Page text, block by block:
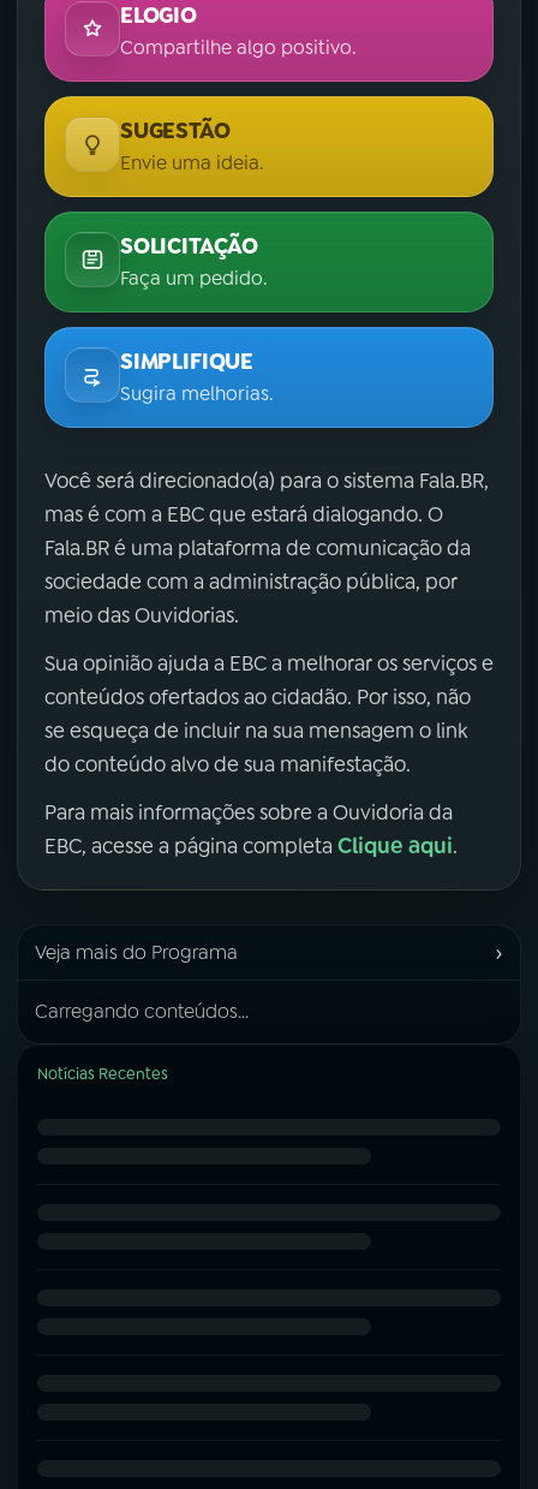
ELOGIO
Compartilhe algo positivo.
SUGESTÃO
Envie uma ideia.
SOLICITAÇÃO
Faça um pedido.
SIMPLIFIQUE
Sugira melhorias.
Você será direcionado(a) para o sistema Fala.BR,
mas é com a EBC que estará dialogando. O
Fala.BR é uma plataforma de comunicação da
sociedade com a administração pública, por
meio das Ouvidorias.
Sua opinião ajuda a EBC a melhorar os serviços e
conteúdos ofertados ao cidadão. Por isso, não
se esqueça de incluir na sua mensagem o link
do conteúdo alvo de sua manifestação.
Para mais informações sobre a Ouvidoria da
EBC, acesse a página completa Clique aqui.
Veja mais do Programa ›
Carregando conteúdos...
Notícias Recentes